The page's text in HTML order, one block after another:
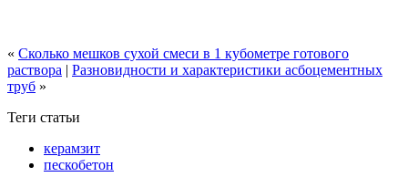
« Сколько мешков сухой смеси в 1 кубометре готового
раствора | Разновидности и характеристики асбоцементных
труб »
Теги статьи
керамзит
пескобетон